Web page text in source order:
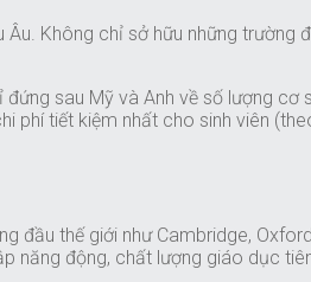
Không chỉ sở hữu những
sau Mỹ và Anh về số lượng
phí tiết kiệm nhất cho sinh viên
đầu thế giới như Cambridge,
năng động, chất lượng giáo dục